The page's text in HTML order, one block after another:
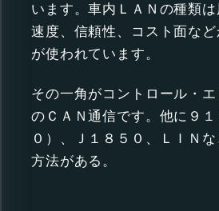
います。車内ＬＡＮの種類
速度、信頼性、コスト面な
が使われています。
その一角がコントロール・
のＣＡＮ通信です。他に９１
０）、Ｊ１８５０、ＬＩＮ
方法がある。